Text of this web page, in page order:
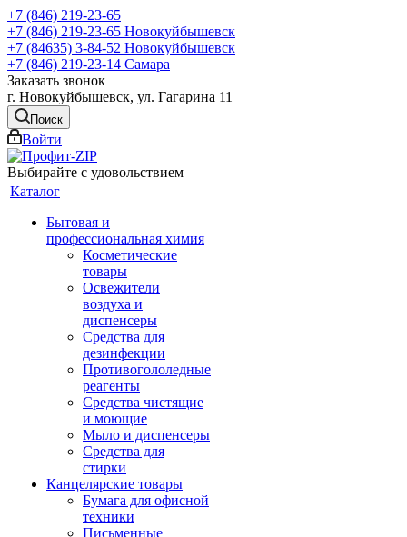
+7 (846) 219-23-65
+7 (846) 219-23-65 Новокуйбышевск
+7 (84635) 3-84-52 Новокуйбышевск
+7 (846) 219-23-14 Самара
Заказать звонок
г. Новокуйбышевск, ул. Гагарина 11
Поиск
Войти
Выбирайте с удовольствием
Каталог
Бытовая и
профессиональная химия
Косметические
товары
Освежители
воздуха и
диспенсеры
Средства для
дезинфекции
Противогололедные
реагенты
Средства чистящие
и моющие
Мыло и диспенсеры
Средства для
стирки
Канцелярские товары
Бумага для офисной
техники
Письменные